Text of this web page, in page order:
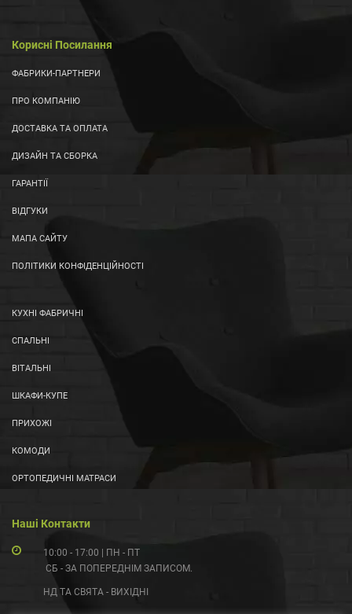
Корисні Посилання
ФАБРИКИ-ПАРТНЕРИ
ПРО КОМПАНІЮ
ДОСТАВКА ТА ОПЛАТА
ДИЗАЙН ТА СБОРКА
ГАРАНТІЇ
ВІДГУКИ
МАПА САЙТУ
ПОЛІТИКИ КОНФІДЕНЦІЙНОСТІ
КУХНІ ФАБРИЧНІ
СПАЛЬНІ
ВІТАЛЬНІ
ШКАФИ-КУПЕ
ПРИХОЖІ
КОМОДИ
ОРТОПЕДИЧНІ МАТРАСИ
Наші Контакти
10:00 - 17:00 | ПН - ПТ
СБ - ЗА ПОПЕРЕДНІМ ЗАПИСОМ.
НД ТА СВЯТА - ВИХІДНІ